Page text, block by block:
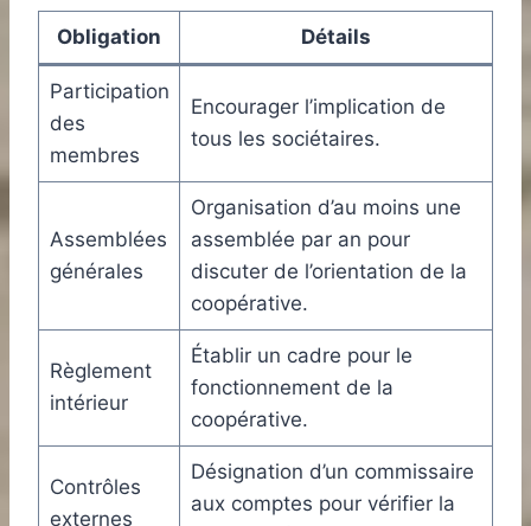
Obligation Détails
Participation
des
membres
Encourager l’implication de
tous les sociétaires.
Assemblées
générales
Organisation d’au moins une
assemblée par an pour
discuter de l’orientation de la
coopérative.
Règlement
intérieur
Établir un cadre pour le
fonctionnement de la
coopérative.
Contrôles
externes
Désignation d’un commissaire
aux comptes pour vérifier la